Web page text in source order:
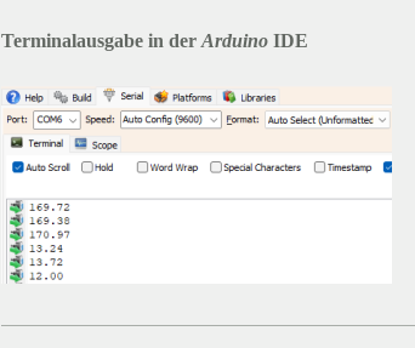
Terminalausgabe in der ArduinoIDE